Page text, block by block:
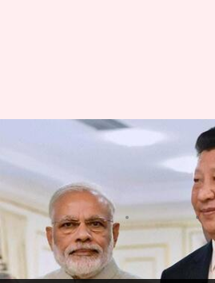
Arunachal
అరుణాచల్ ప్రదేశ్‌
కొత్త పేర్లు..
వ్రాసిన వారు Sirish Praharaju Apr 01, 2024
ఈ వార్తాకథనం ఏంటి